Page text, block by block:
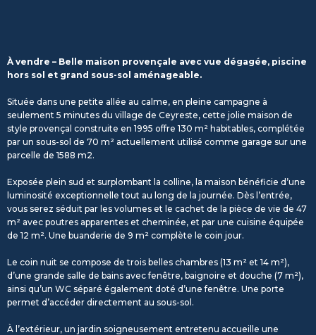
À vendre – Belle maison provençale avec vue dégagée, piscine
hors sol et grand sous-sol aménageable.
Située dans une petite allée au calme, en pleine campagne à
seulement 5 minutes du village de Ceyreste, cette jolie maison de
style provençal construite en 1995 offre 130 m² habitables, complétée
par un sous-sol de 70 m² actuellement utilisé comme garage sur une
parcelle de 1588 m2.
Exposée plein sud et surplombant la colline, la maison bénéficie d’une
luminosité exceptionnelle tout au long de la journée. Dès l’entrée,
vous serez séduit par les volumes et le cachet de la pièce de vie de 47
m² avec poutres apparentes et cheminée, et par une cuisine équipée
de 12 m². Une buanderie de 9 m² complète le coin jour.
Le coin nuit se compose de trois belles chambres (13 m² et 14 m²),
d’une grande salle de bains avec fenêtre, baignoire et douche (7 m²),
ainsi qu’un WC séparé également doté d’une fenêtre. Une porte
permet d’accéder directement au sous-sol.
À l’extérieur, un jardin soigneusement entretenu accueille une